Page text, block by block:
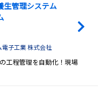
生管理システム
電子工業 株式会社
工程管理を自動化！現場